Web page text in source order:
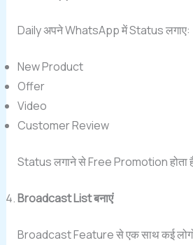
Daily अपने WhatsApp में Status लगाए:
New Product
Offer
Video
Customer Review
Status लगाने से Free Promotion होता
Broadcast List बनाएं
Broadcast Feature से एक साथ कई